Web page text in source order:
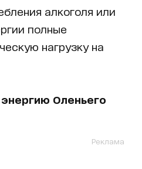
алкоголя или
полные
нагрузку на
Оленьего
Реклама